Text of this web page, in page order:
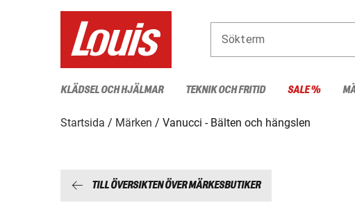
Sökterm
KLÄDSEL OCH HJÄLMAR TEKNIK OCH FRITID SALE %
Startsida Märken Vanucci - Bälten och hängslen
TILL ÖVERSIKTEN ÖVER MÄRKESBUTIKER